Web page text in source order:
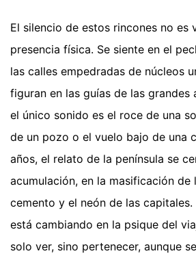
El silencio de estos rincones no es
presencia física. Se siente en el
las calles empedradas de núcleos
figuran en las guías de las grandes
el único sonido es el roce de una
de un pozo o el vuelo bajo de una
años, el relato de la península se
acumulación, en la masificación de
cemento y el neón de las
está cambiando en la psique del
solo ver, sino pertenecer, aunque